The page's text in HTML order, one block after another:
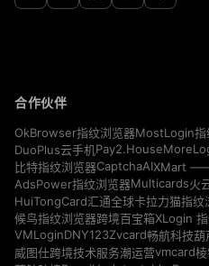
合作伙伴
OkBrowser指纹浏览器MostLogin指
DuoPlus云手机Pay2.House
比特指纹浏览器CaptchaAIXMart ——
AdsPower指纹浏览器Multicards火
HuiTongCard汇通全球卡拉力猫指纹
候鸟指纹浏览器跨境百宝箱XLogin
VMLoginDNY123Zvcard畅航科技葫
威图仕跨境技术服务潮运营vmcard